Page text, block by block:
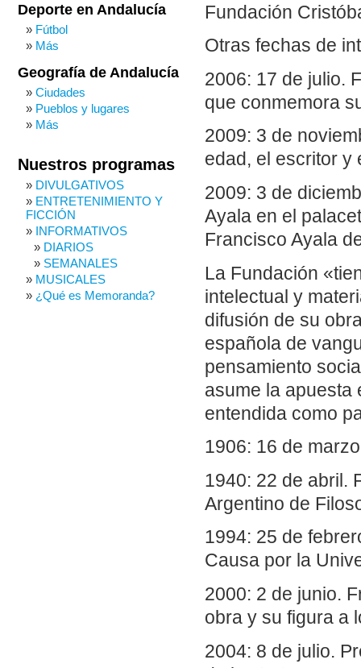
Fundación
Otras fechas de
2006: 17 de julio.
que conmemora
2009: 3 de
edad, el escritor y
2009: 3 de
Ayala en el
Francisco Ayala
La Fundación
intelectual y
difusión de su
española de
pensamiento
asume la apuesta
entendida como
1906: 16 de
1940: 22 de abril.
Argentino de
1994: 25 de
Causa por la
2000: 2 de junio.
obra y su figura a
2004: 8 de julio.
Deporte en Andalucía
Fútbol
Más
Geografía de Andalucía
Ciudades
Pueblos y lugares
Más
Nuestros programas
DIVULGATIVOS
ENTRETENIMIENTO Y
FICCIÓN
INFORMATIVOS
DIARIOS
SEMANALES
MUSICALES
¿Qué es Memoranda?